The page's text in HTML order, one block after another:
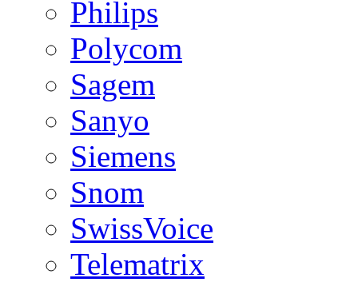
Philips
Polycom
Sagem
Sanyo
Siemens
Snom
SwissVoice
Telematrix